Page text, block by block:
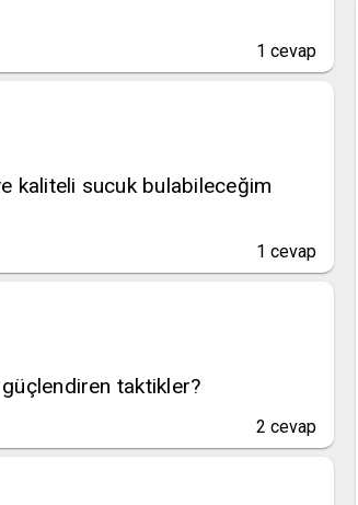
1 cevap
kaliteli sucuk bulabileceğim
1 cevap
taktikler?
2 cevap